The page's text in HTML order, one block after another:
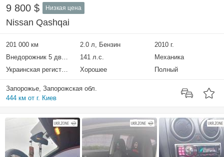
9 800 $ Низкая цена
Nissan Qashqai
201 000 км 2.0 л, Бензин
2010 г.
Внедорожник 5 дверей
141 л.с.
Механика
Украинская регистрация
Хорошее Полный
Запорожье, Запорожская обл.
444 км от г. Киев